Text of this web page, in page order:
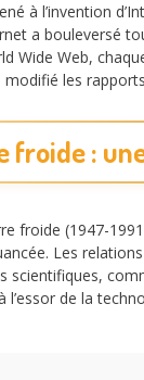
à l’invention
a bouleversé
Wide Web,
les
froide :
froide (1947-
Les
de la